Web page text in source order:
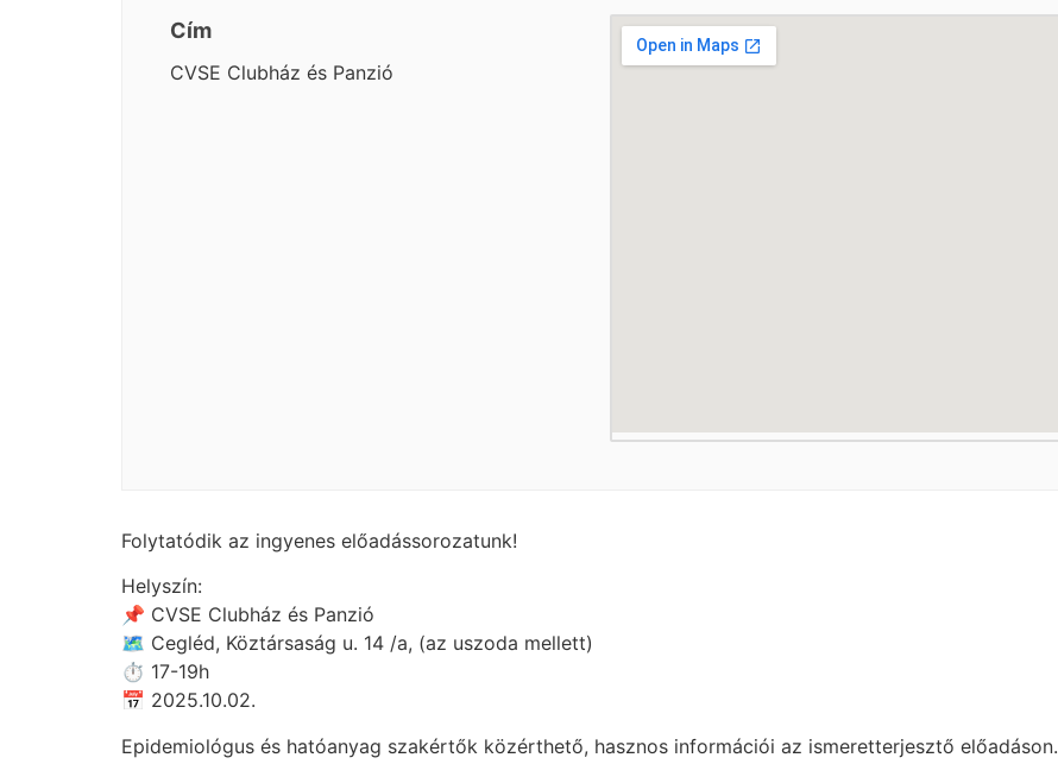
Cím
CVSE Clubház és Panzió
Folytatódik az ingyenes előadássorozatunk!
Helyszín:
📌 CVSE Clubház és Panzió
🗺 Cegléd, Köztársaság u. 14 /a, (az uszoda mellett)
⏱ 17-19h
📅 2025.10.02.
Epidemiológus és hatóanyag szakértők közérthető, hasznos információi az ismeretterjesztő előadáson.